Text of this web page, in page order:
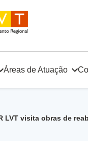
Áreas de Atuação
LVT visita obras de